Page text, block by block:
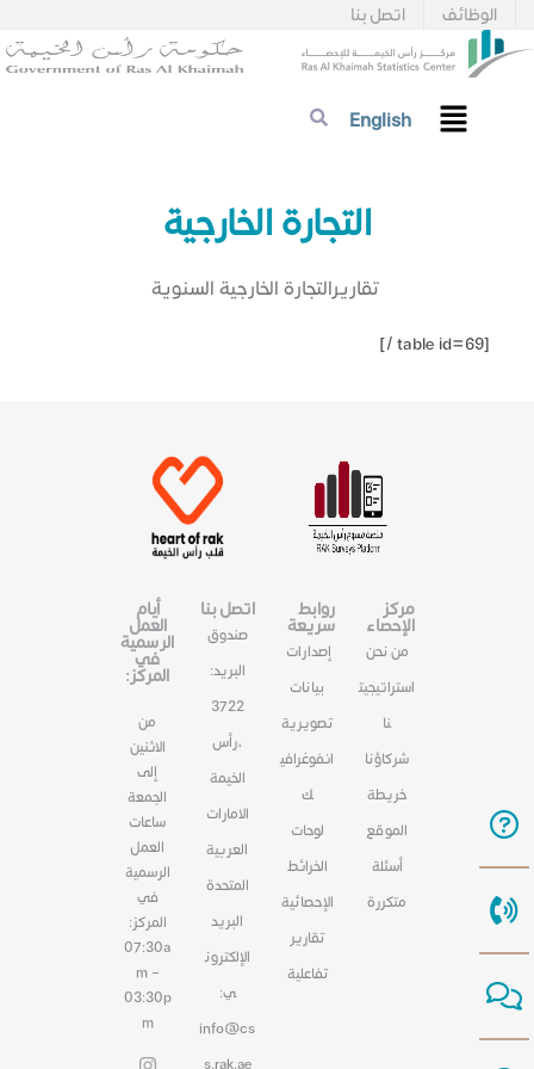
اتصل بنا الوظائف
English
التجارة الخارجية
تقاريرالتجارة الخارجية السنوية​
[table id=69 /]
مركز
الإحصاء
من نحن
استراتيجيت
نا
شركاؤنا
خريطة
الموقع
أسئلة
متكررة
روابط
سريعة
إصدارات
بيانات
تصويرية
انفوغرافي
ك
لوحات
الخرائط
الإحصائية
تقارير
تفاعلية
اتصل بنا
صندوق
البريد:
3722
،رأس
الخيمة
الامارات
العربية
المتحدة
البريد
الإلكترون
ي:
info@cs
s.rak.ae
أيام
العمل
الرسمية
في
المركز:
من
الاثنين
إلى
الجمعة
ساعات
العمل
الرسمية
في
المركز:
07:30a
m –
03:30p
m